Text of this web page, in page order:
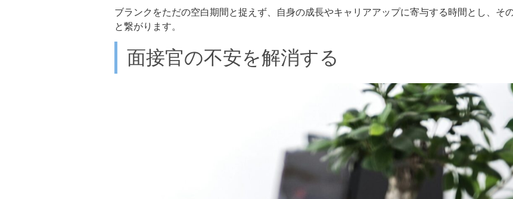
ブランクをただの空白期間と捉えず、自身の成長やキャリアアップに寄与する時間とし、そ
と繋がります。
面接官の不安を解消する